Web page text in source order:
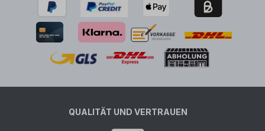
QUALITÄT UND VERTRAUEN